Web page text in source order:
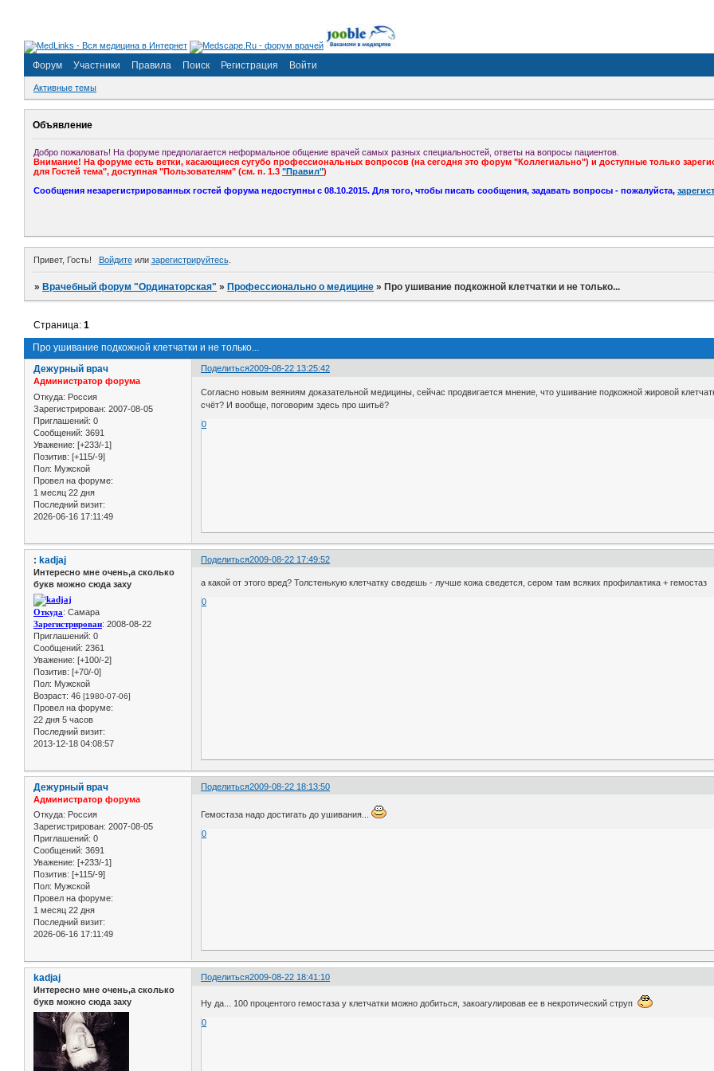
Форум Участники Правила Поиск Регистрация Войти
Активные темы
Объявление
Добро пожаловать! На форуме предполагается неформальное общение врачей самых разных специальностей, ответы на вопросы пациентов.
Внимание! На форуме есть ветки, касающиеся сугубо профессиональных вопросов (на сегодня это форум "Коллегиально") и доступные только
для Гостей тема", доступная "Пользователям" (см. п. 1.3 "Правил")
Сообщения незарегистрированных гостей форума недоступны с 08.10.2015. Для того, чтобы писать сообщения, задавать вопросы - пожалуйста,
Привет, Гость! Войдитеили зарегистрируйтесь.
» Врачебный форум "Ординаторская" » Профессионально о медицине » Про ушивание подкожной клетчатки и не только...
Про ушивание подкожной клетчатки и не только...
Страница:1
Поделиться2009-08-22 13:25:42
Дежурный врач
Администратор форума
Откуда: Россия
Зарегистрирован: 2007-08-05
Приглашений: 0
Сообщений: 3691
Уважение: [+233/-1]
Позитив: [+115/-9]
Пол: Мужской
Провел на форуме:
1 месяц 22 дня
Последний визит:
2026-06-16 17:11:49
Согласно новым веяниям доказательной медицины, сейчас продвигается мнение, что ушивание подкожной жировой
счёт? И вообще, поговорим здесь про шитьё?
0
Поделиться2009-08-22 17:49:52
: kadjaj
Интересно мне очень,а сколько
букв можно сюда заху
Откуда: Самара
Зарегистрирован: 2008-08-22
Приглашений: 0
Сообщений: 2361
Уважение: [+100/-2]
Позитив: [+70/-0]
Пол: Мужской
Возраст: 46 [1980-07-06]
Провел на форуме:
22 дня 5 часов
Последний визит:
2013-12-18 04:08:57
а какой от этого вред? Толстенькую клетчатку сведешь - лучше кожа сведется, сером там всяких профилактика + гемостаз
0
Поделиться2009-08-22 18:13:50
Дежурный врач
Администратор форума
Откуда: Россия
Зарегистрирован: 2007-08-05
Приглашений: 0
Сообщений: 3691
Уважение: [+233/-1]
Позитив: [+115/-9]
Пол: Мужской
Провел на форуме:
1 месяц 22 дня
Последний визит:
2026-06-16 17:11:49
Гемостаза надо достигать до ушивания...
0
Поделиться2009-08-22 18:41:10
kadjaj
Интересно мне очень,а сколько
букв можно сюда заху
Ну да... 100 процентого гемостаза у клетчатки можно добиться, закоагулировав ее в некротический струп
0